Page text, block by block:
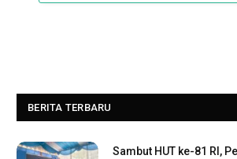
BERITA TERBARU
Sambut HUT ke-81 RI,